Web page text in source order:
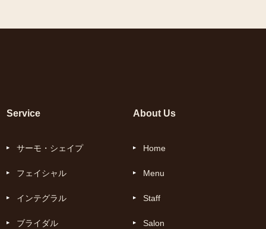
Service
サーモ・シェイプ
フェイシャル
インテグラル
ブライダル
About Us
Home
Menu
Staff
Salon